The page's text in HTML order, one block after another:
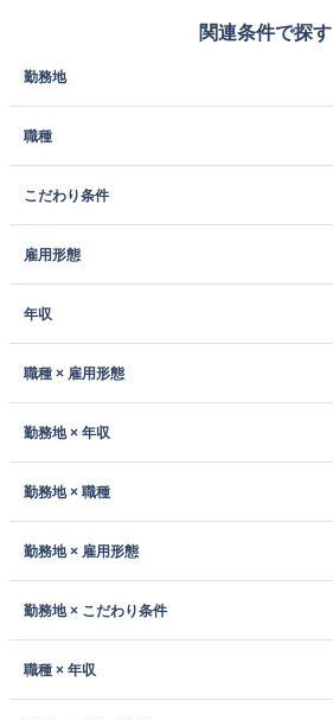
関連条件で探す
勤務地
職種
こだわり条件
雇用形態
年収
職種 × 雇用形態
勤務地 × 年収
勤務地 × 職種
勤務地 × 雇用形態
勤務地 × こだわり条件
職種 × 年収